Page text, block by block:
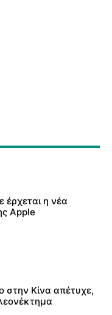
έρχεται η νέα
Apple
στην Κίνα απέτυχε,